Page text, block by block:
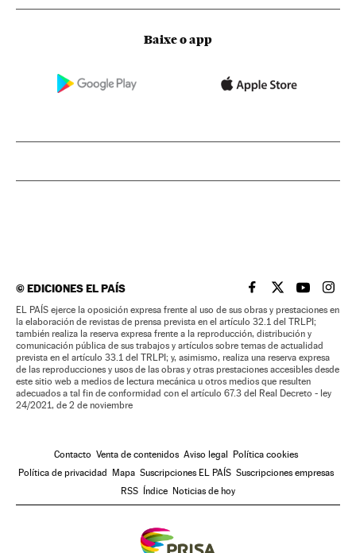
Baixe o app
©EDICIONES EL PAÍS EL PAÍS BRASIL EN
EL PAÍSEL PAÍS
EL
EL PAÍS ejerce la oposición expresa frente al uso de sus obras y prestaciones en
la elaboración de revistas de prensa prevista en el artículo 32.1 del TRLPI;
también realiza la reserva expresa frente a la reproducción, distribución y
comunicación pública de sus trabajos y artículos sobre temas de actualidad
prevista en el artículo 33.1 del TRLPI; y, asimismo, realiza una reserva expresa
de las reproducciones y usos de las obras y otras prestaciones accesibles desde
este sitio web a medios de lectura mecánica u otros medios que resulten
adecuados a tal fin de conformidad con el artículo 67.3 del Real Decreto - ley
24/2021, de 2 de noviembre
Contacto Venta de contenidos Aviso legal Política cookies
Política de privacidad Mapa Suscripciones EL PAÍS Suscripciones empresas
RSS Índice Noticias de hoy